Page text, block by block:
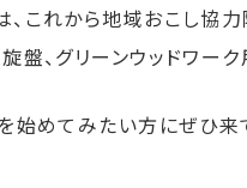
これから地域おこし協
盤、グリーンウッドワー
始めてみたい方にぜひ来